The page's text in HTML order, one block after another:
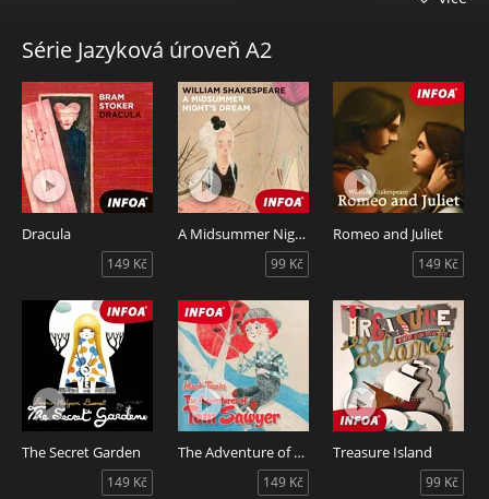
siempre fue justo con él.
Cantar de Mio Cid - audiokniha obsahuje příběh namluvený
ve španělštině rodilým mluvčím.
Série Jazyková úroveň A2
Dracula
149 Kč
A Midsummer Nights Dream
99 Kč
Romeo and Juliet
149 Kč
The Secret Garden
149 Kč
The Adventure of Tom Sawyer
149 Kč
Treasure Island
99 Kč